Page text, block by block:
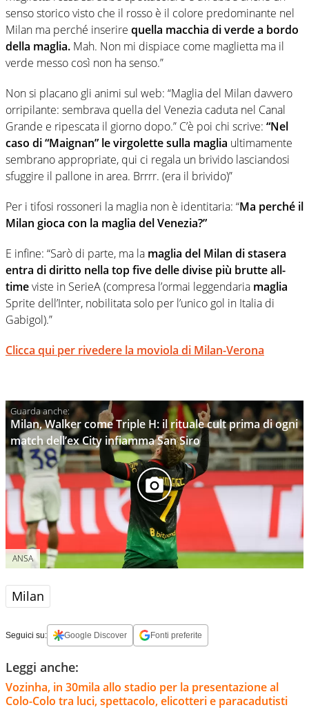
senso storico visto che il rosso è il colore predominante nel
Milan ma perché inserire quella macchia di verde a bordo
della maglia. Mah. Non mi dispiace come maglietta ma il
verde messo così non ha senso.”
Non si placano gli animi sul web: “Maglia del Milan davvero
orripilante: sembrava quella del Venezia caduta nel Canal
Grande e ripescata il giorno dopo.” C’è poi chi scrive: “Nel
caso di “Maignan” le virgolette sulla maglia ultimamente
sembrano appropriate, qui ci regala un brivido lasciandosi
sfuggire il pallone in area. Brrrr. (era il brivido)”
Per i tifosi rossoneri la maglia non è identitaria: “Ma perché il
Milan gioca con la maglia del Venezia?”
E infine: “Sarò di parte, ma la maglia del Milan di stasera
entra di diritto nella top five delle divise più brutte all-
timeviste in SerieA (compresa l’ormai leggendaria maglia
Sprite dell’Inter, nobilitata solo per l’unico gol in Italia di
Gabigol).”
Clicca qui per rivedere la moviola di Milan-Verona
Milan, Walker come Triple H: il rituale cult prima di ogni
match dell’ex City infiamma San Siro
ANSA
Milan
Seguici su: Google Discover Fonti preferite
Leggi anche:
Vozinha, in 30mila allo stadio per la presentazione al
Colo-Colo tra luci, spettacolo, elicotteri e paracadutisti